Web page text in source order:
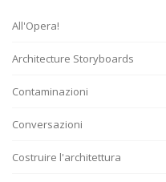
All'Opera!
Architecture Storyboards
Contaminazioni
Conversazioni
Costruire l'architettura